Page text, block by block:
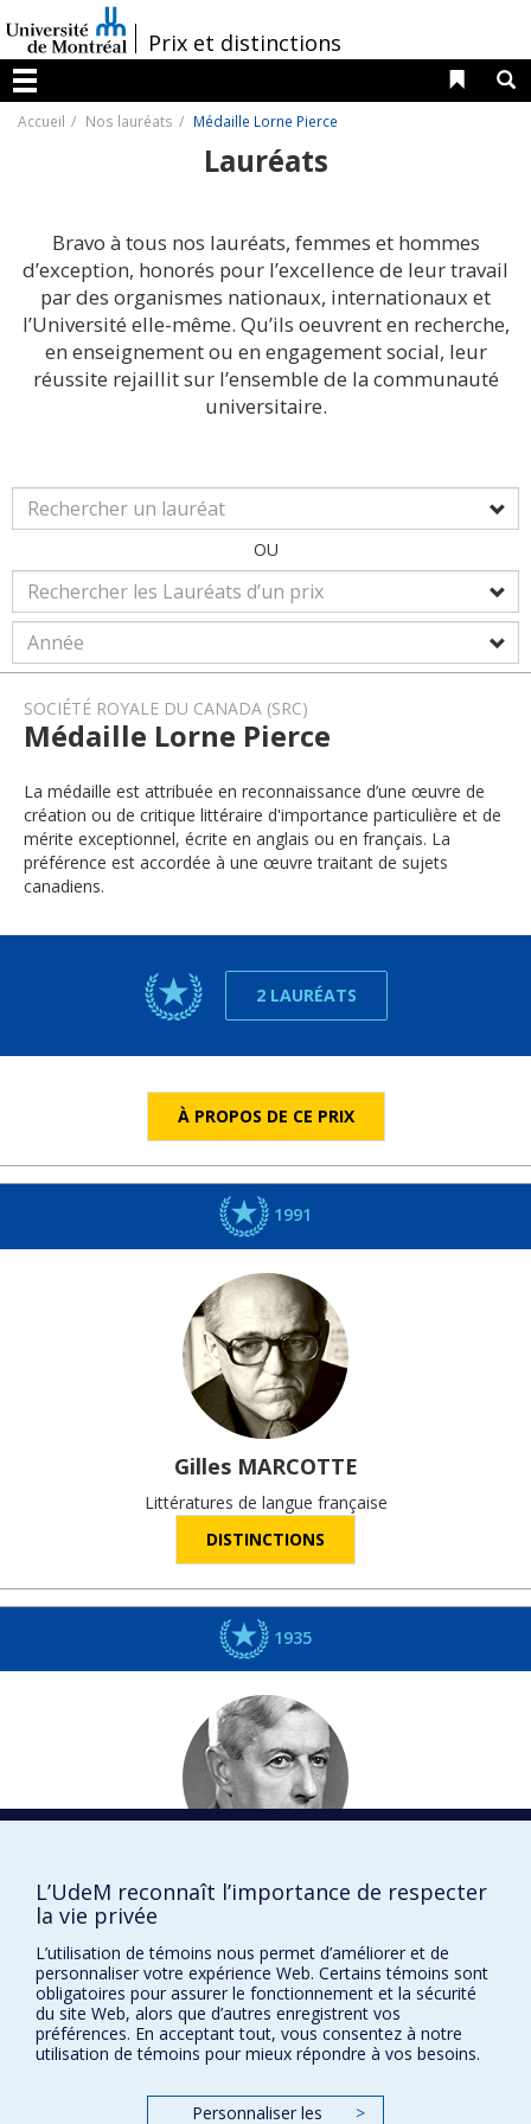
au
contenu
/Prix et distinctions
Menu
Liens
Accueil Nos lauréats Médaille Lorne Pierce
Lauréats
Bravo à tous nos lauréats, femmes et hommes
d’exception, honorés pour l’excellence de leur travail
par des organismes nationaux, internationaux et
l’Université elle-même. Qu’ils oeuvrent en recherche,
en enseignement ou en engagement social, leur
réussite rejaillit sur l’ensemble de la communauté
universitaire.
OU
SOCIÉTÉ ROYALE DU CANADA (SRC)
Médaille Lorne Pierce
La médaille est attribuée en reconnaissance d’une œuvre de
création ou de critique littéraire d'importance particulière et de
mérite exceptionnel, écrite en anglais ou en français. La
préférence est accordée à une œuvre traitant de sujets
canadiens.
2 LAURÉATS
À PROPOS DE CE PRIX
1991
Gilles MARCOTTE
Littératures de langue française
DISTINCTIONS
1935
Édouard MONTPETIT
DISTINCTIONS
L’UdeM reconnaît l’importance de respecter
la vie privée
L’utilisation de témoins nous permet d’améliorer et de
personnaliser votre expérience Web. Certains témoins sont
obligatoires pour assurer le fonctionnement et la sécurité
du site Web, alors que d’autres enregistrent vos
préférences. En acceptant tout, vous consentez à notre
utilisation de témoins pour mieux répondre à vos besoins.
Personnaliser les
>